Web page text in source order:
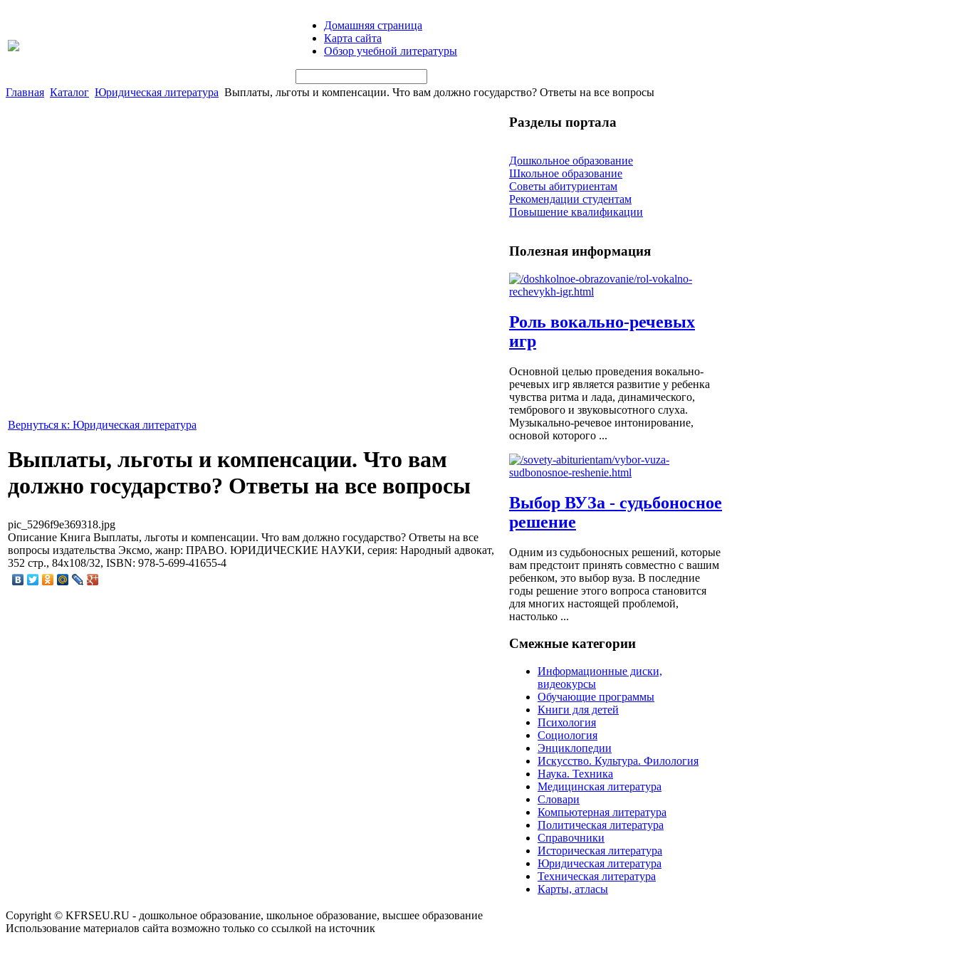
Домашняя страница
Карта сайта
Обзор учебной литературы
Главная Каталог Юридическая литература Выплаты, льготы и компенсации. Что вам должно государство? Ответы на все вопросы
Вернуться к: Юридическая литература
Выплаты, льготы и компенсации. Что вам
должно государство? Ответы на все вопросы
pic_5296f9e369318.jpg
Описание Книга Выплаты, льготы и компенсации. Что вам должно государство? Ответы на все
вопросы издательства Эксмо, жанр: ПРАВО. ЮРИДИЧЕСКИЕ НАУКИ, серия: Народный адвокат,
352 стр., 84x108/32, ISBN: 978-5-699-41655-4
Разделы портала
Дошкольное образование
Школьное образование
Советы абитуриентам
Рекомендации студентам
Повышение квалификации
Полезная информация
Роль вокально-речевых
игр
Основной целью проведения вокально-
речевых игр является развитие у ребенка
чувства ритма и лада, динамического,
тембрового и звуковысотного слуха.
Музыкально-речевое интонирование,
основой которого ...
Выбор ВУЗа - судьбоносное
решение
Одним из судьбоносных решений, которые
вам предстоит принять совместно с вашим
ребенком, это выбор вуза. В последние
годы решение этого вопроса становится
для многих настоящей проблемой,
настолько ...
Смежные категории
Информационные диски,
видеокурсы
Обучающие программы
Книги для детей
Психология
Социология
Энциклопедии
Искусство. Культура. Филология
Наука. Техника
Медицинская литература
Словари
Компьютерная литература
Политическая литература
Справочники
Историческая литература
Юридическая литература
Техническая литература
Карты, атласы
Copyright © KFRSEU.RU - дошкольное образование, школьное образование, высшее образование
Использование материалов сайта возможно только со ссылкой на источник